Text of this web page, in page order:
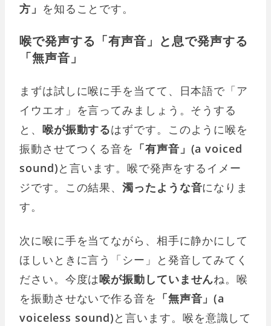
方」 を知ることです。
喉で発声する「有声音」と息で発声する
「無声音」
まずは試しに喉に手を当てて、日本語で「ア
イウエオ」を言ってみましょう。そうする
と、 喉が振動するはずです。このように喉を
振動させてつくる音を 「有声音」(a voiced
sound)と言います。喉で発声をするイメー
ジです。この結果、濁ったような音になりま
す。
次に喉に手を当てながら、相手に静かにして
ほしいときに言う「シー」と発音してみてく
ださい。今度は喉が振動していませんね。喉
を振動させないで作る音を 「無声音」(a
voiceless sound)と言います。喉を意識して